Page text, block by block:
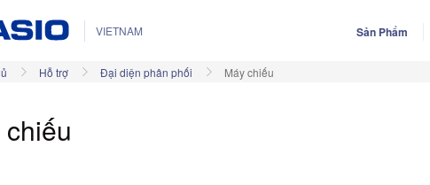
VIETNAM Sản Phẩm
Hỗ trợ Đại diện phân phối Máy chiếu
chiếu